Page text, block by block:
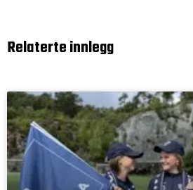
Relaterte innlegg